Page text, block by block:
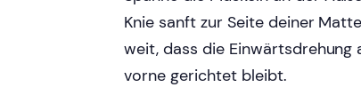
Knie sanft zur Seite deiner
weit, dass die Einwärtsdrehung
vorne gerichtet bleibt.